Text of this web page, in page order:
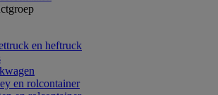
en heftruck
en rolcontainer